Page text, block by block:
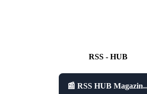
RSS - HUB
📰 RSS HUB